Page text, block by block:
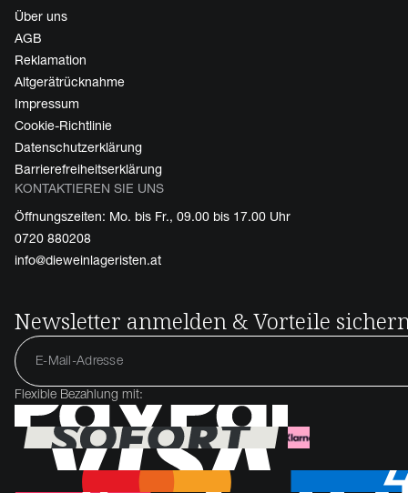
Über uns
AGB
Reklamation
Altgerätrücknahme
Impressum
Cookie-Richtlinie
Datenschutzerklärung
Barrierefreiheitserklärung
KONTAKTIEREN SIE UNS
Öffnungszeiten: Mo. bis Fr., 09.00 bis 17.00 Uhr
0720 880208
info@dieweinlageristen.at
Newsletter anmelden & Vorteile
Flexible Bezahlung mit: